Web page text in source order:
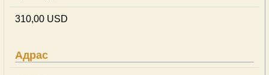
310,00 USD
Адрас